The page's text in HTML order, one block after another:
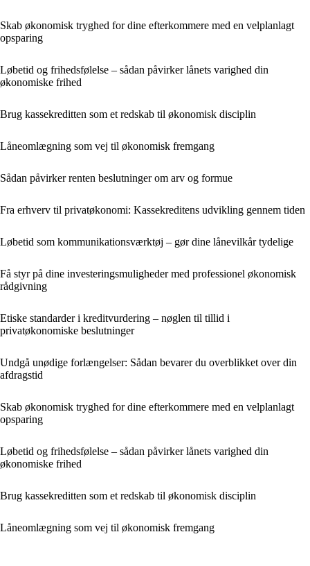
Skab økonomisk tryghed for dine efterkommere med en velplanlagt
opsparing
Løbetid og frihedsfølelse – sådan påvirker lånets varighed din
økonomiske frihed
Brug kassekreditten som et redskab til økonomisk disciplin
Låneomlægning som vej til økonomisk fremgang
Sådan påvirker renten beslutninger om arv og formue
Fra erhverv til privatøkonomi: Kassekreditens udvikling gennem tiden
Løbetid som kommunikationsværktøj – gør dine lånevilkår tydelige
Få styr på dine investeringsmuligheder med professionel økonomisk
rådgivning
Etiske standarder i kreditvurdering – nøglen til tillid i
privatøkonomiske beslutninger
Undgå unødige forlængelser: Sådan bevarer du overblikket over din
afdragstid
Skab økonomisk tryghed for dine efterkommere med en velplanlagt
opsparing
Løbetid og frihedsfølelse – sådan påvirker lånets varighed din
økonomiske frihed
Brug kassekreditten som et redskab til økonomisk disciplin
Låneomlægning som vej til økonomisk fremgang